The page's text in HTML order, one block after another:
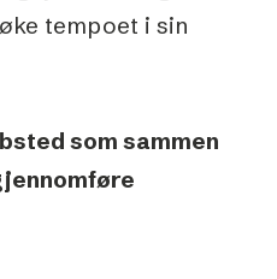
tempoet i sin
som sammen